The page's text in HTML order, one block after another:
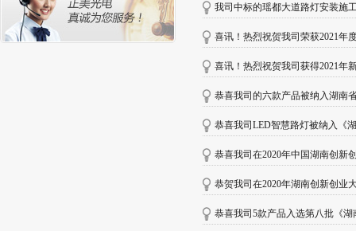
我司中标的瑶都大道路灯安装施
喜讯！热烈祝贺我司荣获2021年
喜讯！热烈祝贺我司获得2021年
恭喜我司的六款产品被纳入湖南
恭喜我司LED智慧路灯被纳入《
恭喜我司在2020年中国湖南创新
恭贺我司在2020年湖南创新创业
恭喜我司5款产品入选第八批《